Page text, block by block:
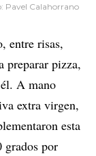
Pavel Calahorrano
entre risas,
preparar pizza,
A mano
extra virgen,
esta
grados por